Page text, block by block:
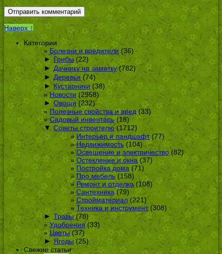
Наверх ↑
Категории
Болезни и вредители (36)
► Грибы(22)
► Дачнику на заметку(782)
► Деревья (74)
► Кустарники (38)
Новости (2958)
► Овощи(232)
Полезные свойства и вред(33)
Садовый инвентарь(18)
▼ Советы строителю(1712)
Интерьер и ландшафт(77)
Недвижимость(104)
Освещение и электричество (82)
Остекление и окна(37)
Постройка дома (71)
Про мебель (158)
Ремонт и отделка(108)
Сантехника(79)
Стройматериал(221)
Техника и инструмент(308)
► Травы(78)
Удобрения(33)
Цветы(37)
► Ягоды(25)
Свежие статьи